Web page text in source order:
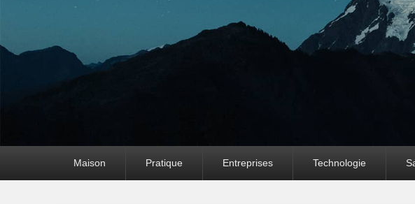
Maison Pratique Entreprises Technologie